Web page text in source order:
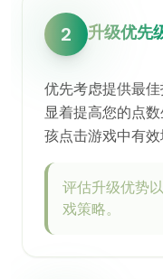
2 升级优先
优先考虑提供最
显着提高您的点
孩点击游戏中有效
评估升级优势
戏策略。